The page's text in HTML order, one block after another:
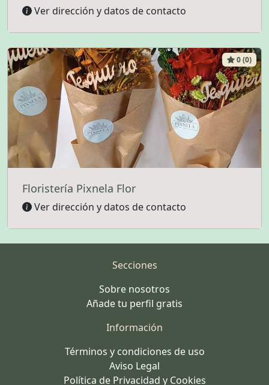
Ver dirección y datos de contacto
0 (0)
Floristería Pixnela Flor
Ver dirección y datos de contacto
Secciones
Sobre nosotros
Añade tu perfil gratis
Información
Términos y condiciones de uso
Aviso Legal
Política de Privacidad y Cookies